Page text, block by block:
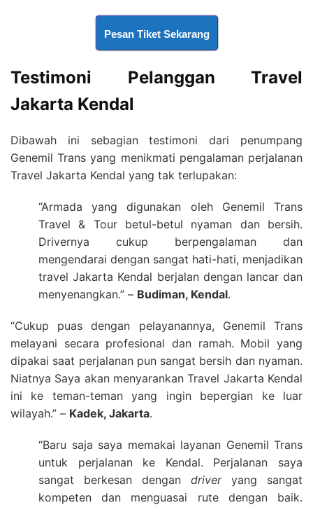
Pesan Tiket Sekarang
Testimoni Pelanggan Travel
Jakarta Kendal
Dibawah ini sebagian testimoni dari penumpang
Genemil Trans yang menikmati pengalaman perjalanan
Travel Jakarta Kendal yang tak terlupakan:
“Armada yang digunakan oleh Genemil Trans
Travel & Tour betul-betul nyaman dan bersih.
Drivernya cukup berpengalaman dan
mengendarai dengan sangat hati-hati, menjadikan
travel Jakarta Kendal berjalan dengan lancar dan
menyenangkan.” – Budiman, Kendal.
“Cukup puas dengan pelayanannya, Genemil Trans
melayani secara profesional dan ramah. Mobil yang
dipakai saat perjalanan pun sangat bersih dan nyaman.
Niatnya Saya akan menyarankan Travel Jakarta Kendal
ini ke teman-teman yang ingin bepergian ke luar
wilayah.” – Kadek, Jakarta.
“Baru saja saya memakai layanan Genemil Trans
untuk perjalanan ke Kendal. Perjalanan saya
sangat berkesan dengan driveryang sangat
kompeten dan menguasai rute dengan baik.